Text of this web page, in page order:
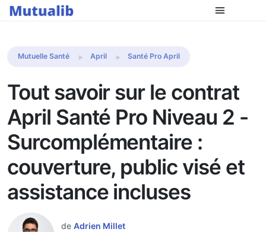
Comparer les mutuelles
Mutuelle Santé April Santé Pro April
Tout savoir sur le contrat
April Santé Pro Niveau 2 -
Surcomplémentaire :
couverture, public visé et
assistance incluses
de Adrien Millet